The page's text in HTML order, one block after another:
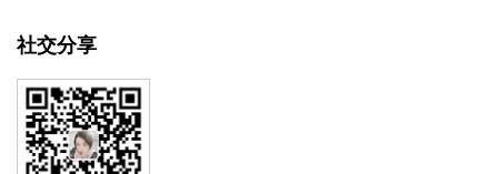
社交分享